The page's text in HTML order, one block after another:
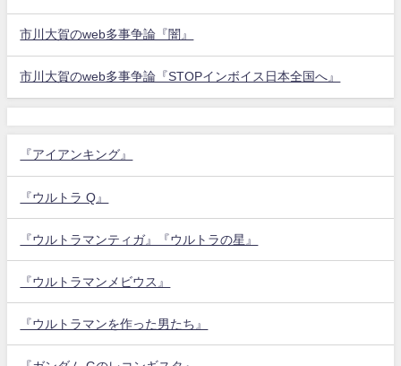
市川大賀のweb多事争論『闇』
市川大賀のweb多事争論『STOPインボイス日本全国へ』
『アイアンキング』
『ウルトラ Q』
『ウルトラマンティガ』『ウルトラの星』
『ウルトラマンメビウス』
『ウルトラマンを作った男たち』